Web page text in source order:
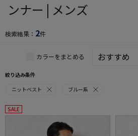
ンナー | メンズ
検索結果： 2件
カラーをまとめる
絞り込み条件
ニットベスト
ブルー系
SALE